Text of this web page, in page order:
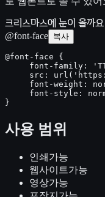
크리스마스에 눈이 올까요
@font-face 복사
@font-face {
font-family:
src:
font-weight:
font-style:
}
사용 범위
인쇄 가능
웹사이트가능
영상가능